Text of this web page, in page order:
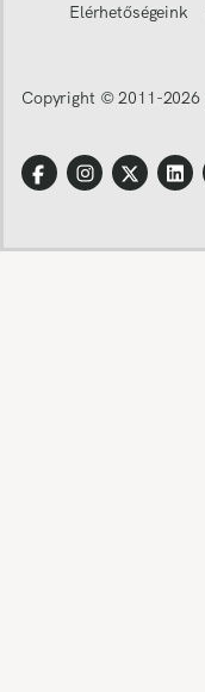
Elérhetőségeink
Copyright © 2011-2026